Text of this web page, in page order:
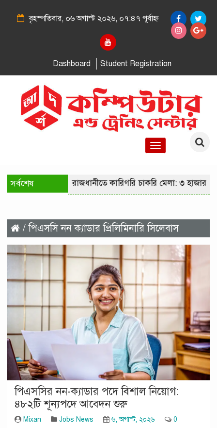
বৃহস্পতিবার, ০৬ অগাস্ট ২০২৬, ০৭:৪৭ পূর্বাহ্ন
Dashboard Student Registration
Toggle
সর্বশেষ রাজধানীতে কারিগরি চাকরি মেলা: ৩ হাজার
/ পিএসসি নন ক্যাডার প্রিলিমিনারি সিলেবাস
পিএসসির নন-ক্যাডার পদে বিশাল নিয়োগ:
৪৮২টি শূন্যপদে আবেদন শুরু
Mixan Jobs News ৬, অগাস্ট, ২০২৬ 0